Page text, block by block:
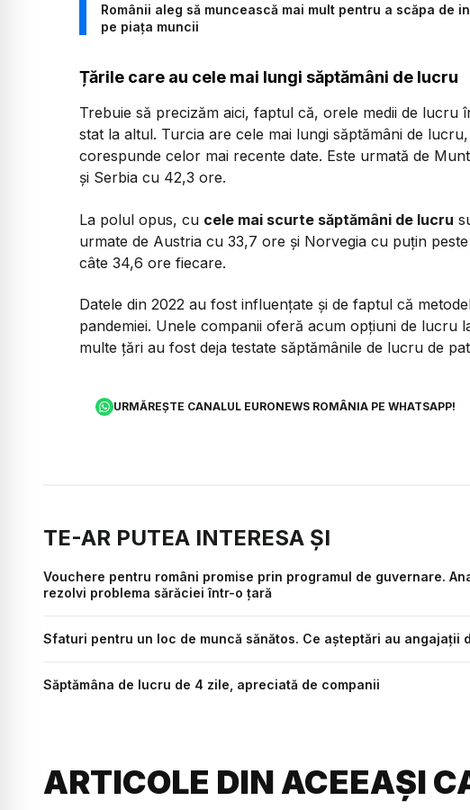
Românii aleg să muncească mai mult pentru a scăpa de
pe piața muncii
Țările care au cele mai lungi săptămâni de lucru
Trebuie să precizăm aici, faptul că, orele medii de
stat la altul. Turcia are cele mai lungi săptămâni de
corespunde celor mai recente date. Este urmată de
și Serbia cu 42,3 ore.
La polul opus, cu cele mai scurte săptămâni de lucru
urmate de Austria cu 33,7 ore și Norvegia cu puțin
câte 34,6 ore fiecare.
Datele din 2022 au fost influențate și de faptul că
pandemiei. Unele companii oferă acum opțiuni de lucru
multe țări au fost deja testate săptămânile de lucru de
URMĂREȘTE CANALUL EURONEWS ROMÂNIA PE WHATSAPP!
TE-AR PUTEA INTERESA ȘI
Vouchere pentru români promise prin programul de guvernare.
rezolvi problema sărăciei într-o țară
Sfaturi pentru un loc de muncă sănătos. Ce așteptări au angajații
Săptămâna de lucru de 4 zile, apreciată de companii
ARTICOLE DIN ACEEAȘI